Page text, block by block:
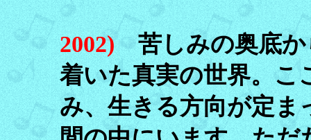
2002)苦しみの奥底
着いた真実の世界。こ
み、生きる方向が定ま